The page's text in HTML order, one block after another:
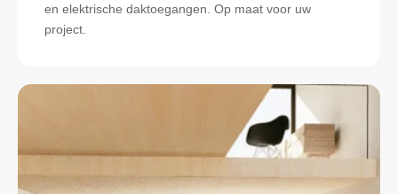
en elektrische daktoegangen. Op maat voor uw
project.